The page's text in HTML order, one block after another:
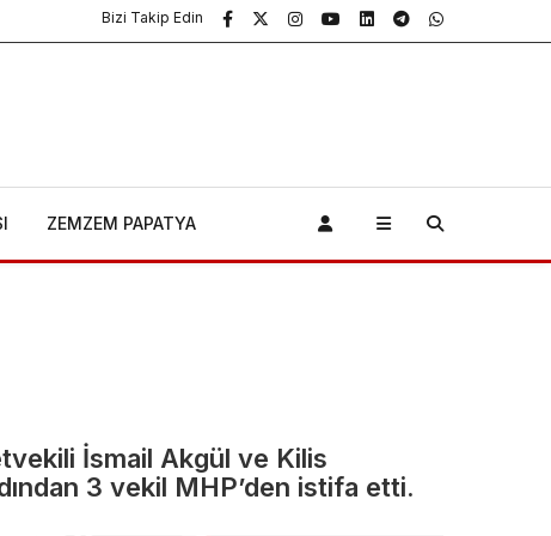
Bizi Takip Edin
ZEMZEM PAPATYA
İsmail Akgül ve Kilis
3 vekil MHP’den istifa etti.
Antalya’da
12 Gözaltı, 7